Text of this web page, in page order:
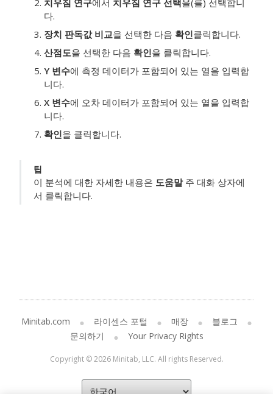
치우침 연구에서 치우침 연구 선택을(를) 선택합니
다.
장치 판독값 비교을 선택한 다음 확인클릭합니다.
산점도을 선택한 다음 확인을 클릭합니다.
Y 변수에 측정 데이터가 포함되어 있는 열을 입력합
니다.
X 변수에 오차 데이터가 포함되어 있는 열을 입력합
니다.
확인을 클릭합니다.
팁
이 분석에 대한 자세한 내용은 도움말주 대화 상자에
서 클릭합니다.
Minitab.com 라이센스 포털 매장
블로그
문의하기
Your Privacy Rights
Copyright © 2026 Minitab, LLC. All rights Reserved.